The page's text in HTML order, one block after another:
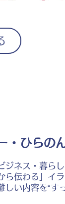
・ひらの
ジネス・暮ら
ら伝わる」イ
しい内容を“す